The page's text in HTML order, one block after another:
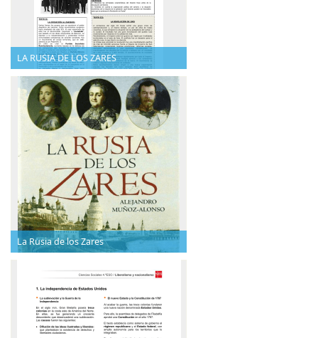
LA RUSIA DE LOS ZARES
La Rusia de los Zares